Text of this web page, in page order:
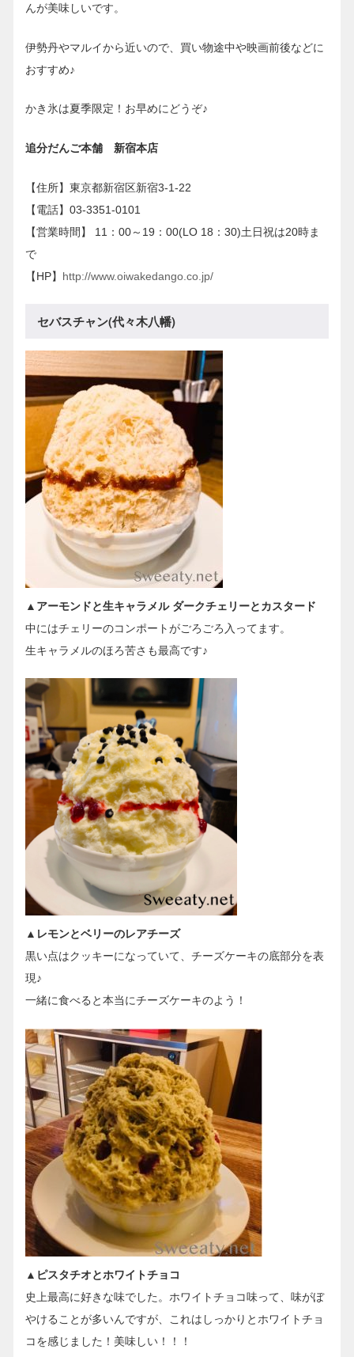
んが美味しいです。
伊勢丹やマルイから近いので、買い物途中や映画前後などに
おすすめ♪
かき氷は夏季限定！お早めにどうぞ♪
追分だんご本舗 新宿本店
【住所】東京都新宿区新宿3-1-22
【電話】03-3351-0101
【営業時間】 11：00～19：00(LO 18：30)土日祝は20時ま
で
【HP】 http://www.oiwakedango.co.jp/
セバスチャン(代々木八幡)
▲アーモンドと生キャラメル ダークチェリーとカスタード
中にはチェリーのコンポートがごろごろ入ってます。
生キャラメルのほろ苦さも最高です♪
▲レモンとベリーのレアチーズ
黒い点はクッキーになっていて、チーズケーキの底部分を表
現♪
一緒に食べると本当にチーズケーキのよう！
▲ピスタチオとホワイトチョコ
史上最高に好きな味でした。ホワイトチョコ味って、味がぼ
やけることが多いんですが、これはしっかりとホワイトチョ
コを感じました！美味しい！！！